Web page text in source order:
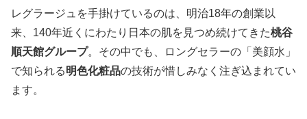
レグラージュを手掛けているのは、明治18年の創業以
来、140年近くにわたり日本の肌を見つめ続けてきた桃谷
順天館グループ。その中でも、ロングセラーの「美顔水」
で知られる明色化粧品の技術が惜しみなく注ぎ込まれてい
ます。